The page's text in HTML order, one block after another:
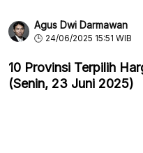
Agus Dwi Darmawan
24/06/2025 15:51 WIB
10 Provinsi Terpilih
(Senin, 23 Juni 2025)